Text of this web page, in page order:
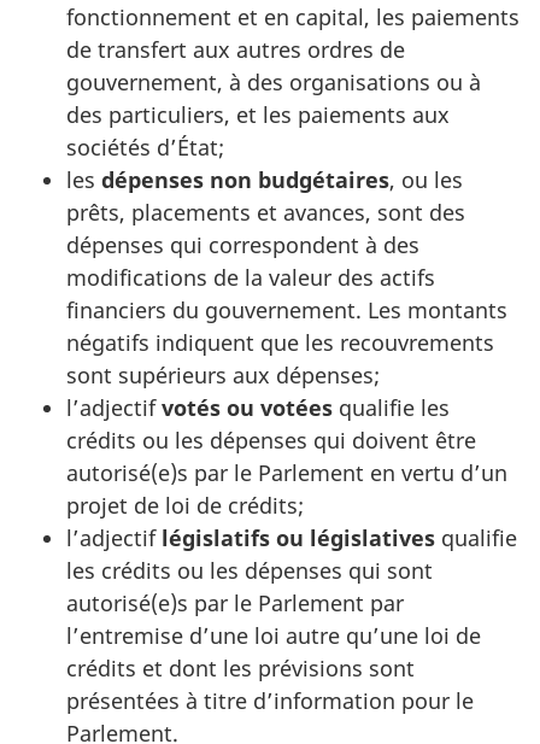
fonctionnement et en capital, les paiements
de transfert aux autres ordres de
gouvernement, à des organisations ou à
des particuliers, et les paiements aux
sociétés d’État;
les dépenses non budgétaires, ou les
prêts, placements et avances, sont des
dépenses qui correspondent à des
modifications de la valeur des actifs
financiers du gouvernement. Les montants
négatifs indiquent que les recouvrements
sont supérieurs aux dépenses;
l’adjectifvotés ou votées qualifie les
crédits ou les dépenses qui doivent être
autorisé(e)s par le Parlement en vertu d’un
projet de loi de crédits;
l’adjectif législatifs ou législatives qualifie
les crédits ou les dépenses qui sont
autorisé(e)s par le Parlement par
l’entremise d’une loi autre qu’une loi de
crédits et dont les prévisions sont
présentées à titre d’information pour le
Parlement.